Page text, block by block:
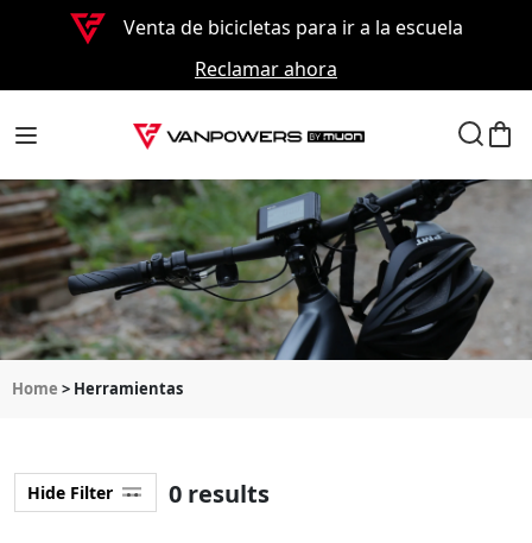
Venta de bicicletas para ir a la escuela
Reclamar ahora
Home > Herramientas
Hide Filter 0 results